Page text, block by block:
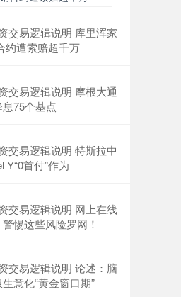
+21.92 +0.57%
交易逻辑说明 库里浑家
约遭索赔超千万
交易逻辑说明 摩根大通
75个基点
交易逻辑说明 特斯拉中
Y“0首付”作为
交易逻辑说明 网上在线
惕这些风险罗网！
交易逻辑说明 论述：脑
意化“黄金窗口期”